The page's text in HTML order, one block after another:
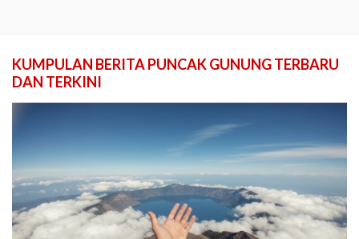
KUMPULAN BERITA PUNCAK GUNUNG TERBARU
DAN TERKINI